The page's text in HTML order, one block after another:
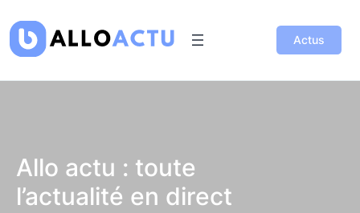
Actus
Allo actu : toute
l’actualité en direct